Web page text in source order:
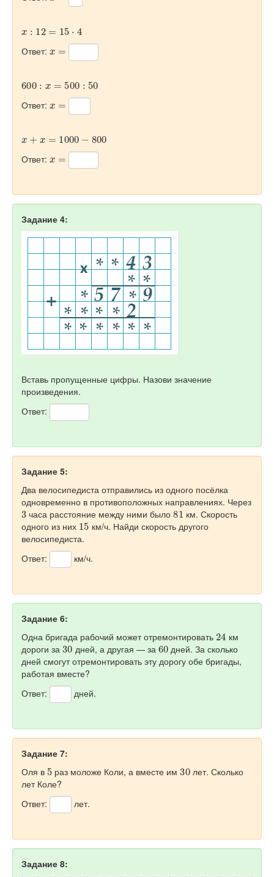
4
Ответ:
500
Ответ:
Ответ:
Задание 4:
Вставь пропущенные цифры. Назови значение
произведения.
Ответ:
Задание 5:
Два велосипедиста отправились из одного посёлка
одновременно в противоположных направлениях. Через
3часа расстояние между ними было81км. Скорость
одного из них 15 км/ч. Найди скорость другого
велосипедиста.
Ответ:
км/ч.
Задание 6:
Одна бригада рабочий может отремонтировать
км
дороги за 30 дней, а другая — за 60дней. За сколько
дней смогут отремонтировать эту дорогу обе бригады,
работая вместе?
Ответ:
дней.
Задание 7:
Оля в 5 раз моложе Коли, а вместе им
лет. Сколько
лет Коле?
Ответ:
лет.
Задание 8: